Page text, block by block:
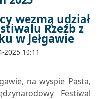
wezmą udział
Rzeźb z
w Jełgawie
2025 10:11
na wyspie Pasta,
Festiwal